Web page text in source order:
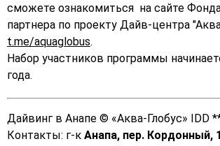
сможете ознакомиться на сайте
партнера по проекту Дайв-центра
t.me/aquaglobus.
Набор участников программы
года.
Дайвинг в Анапе © «Аква-Глобус» IDD
Контакты: г-к Анапа, пер. Кордонный,